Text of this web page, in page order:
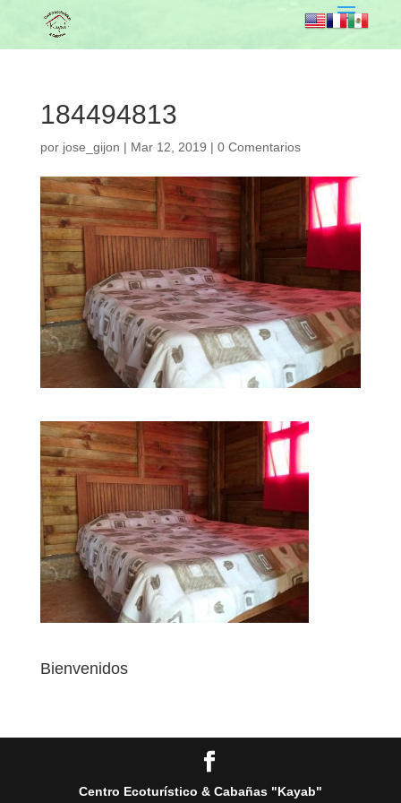
184494813
por jose_gijon | Mar 12, 2019 | 0 Comentarios
Bienvenidos
Centro Ecoturístico & Cabañas "Kayab"